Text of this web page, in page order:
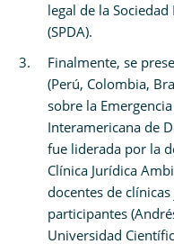
legal de la
(SPDA).
Finalmente, se
(Perú, Colombia,
sobre la
Interamericana de
fue liderada por la
Clínica Jurídica
docentes de
participantes
Universidad